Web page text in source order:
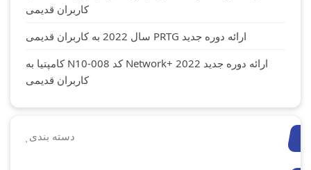
کاربران قدیمی
ارائه دوره جدید PRTG سال 2022 به کاربران قدیمی
ارائه دوره جدید Network+ 2022 کد N10-008 کامپتیا به
کاربران قدیمی
دسته بندی